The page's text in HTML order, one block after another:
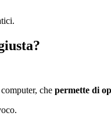
che permette di